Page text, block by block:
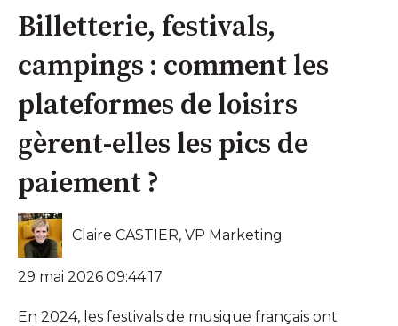
Billetterie, festivals,
campings : comment les
plateformes de loisirs
gèrent-elles les pics de
paiement ?
Claire CASTIER, VP Marketing
29 mai 2026 09:44:17
En 2024, les festivals de musique français ont